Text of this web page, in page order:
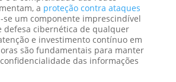
a proteção contra ataques
um componente imprescindível
defesa cibernética de qualquer
e investimento contínuo em
são fundamentais para manter
das informações